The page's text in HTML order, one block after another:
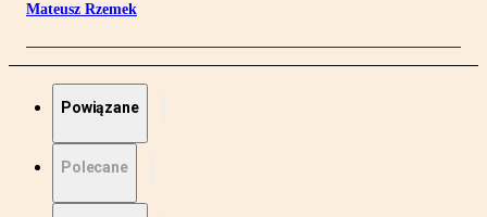
Mateusz Rzemek
Powiązane
Polecane